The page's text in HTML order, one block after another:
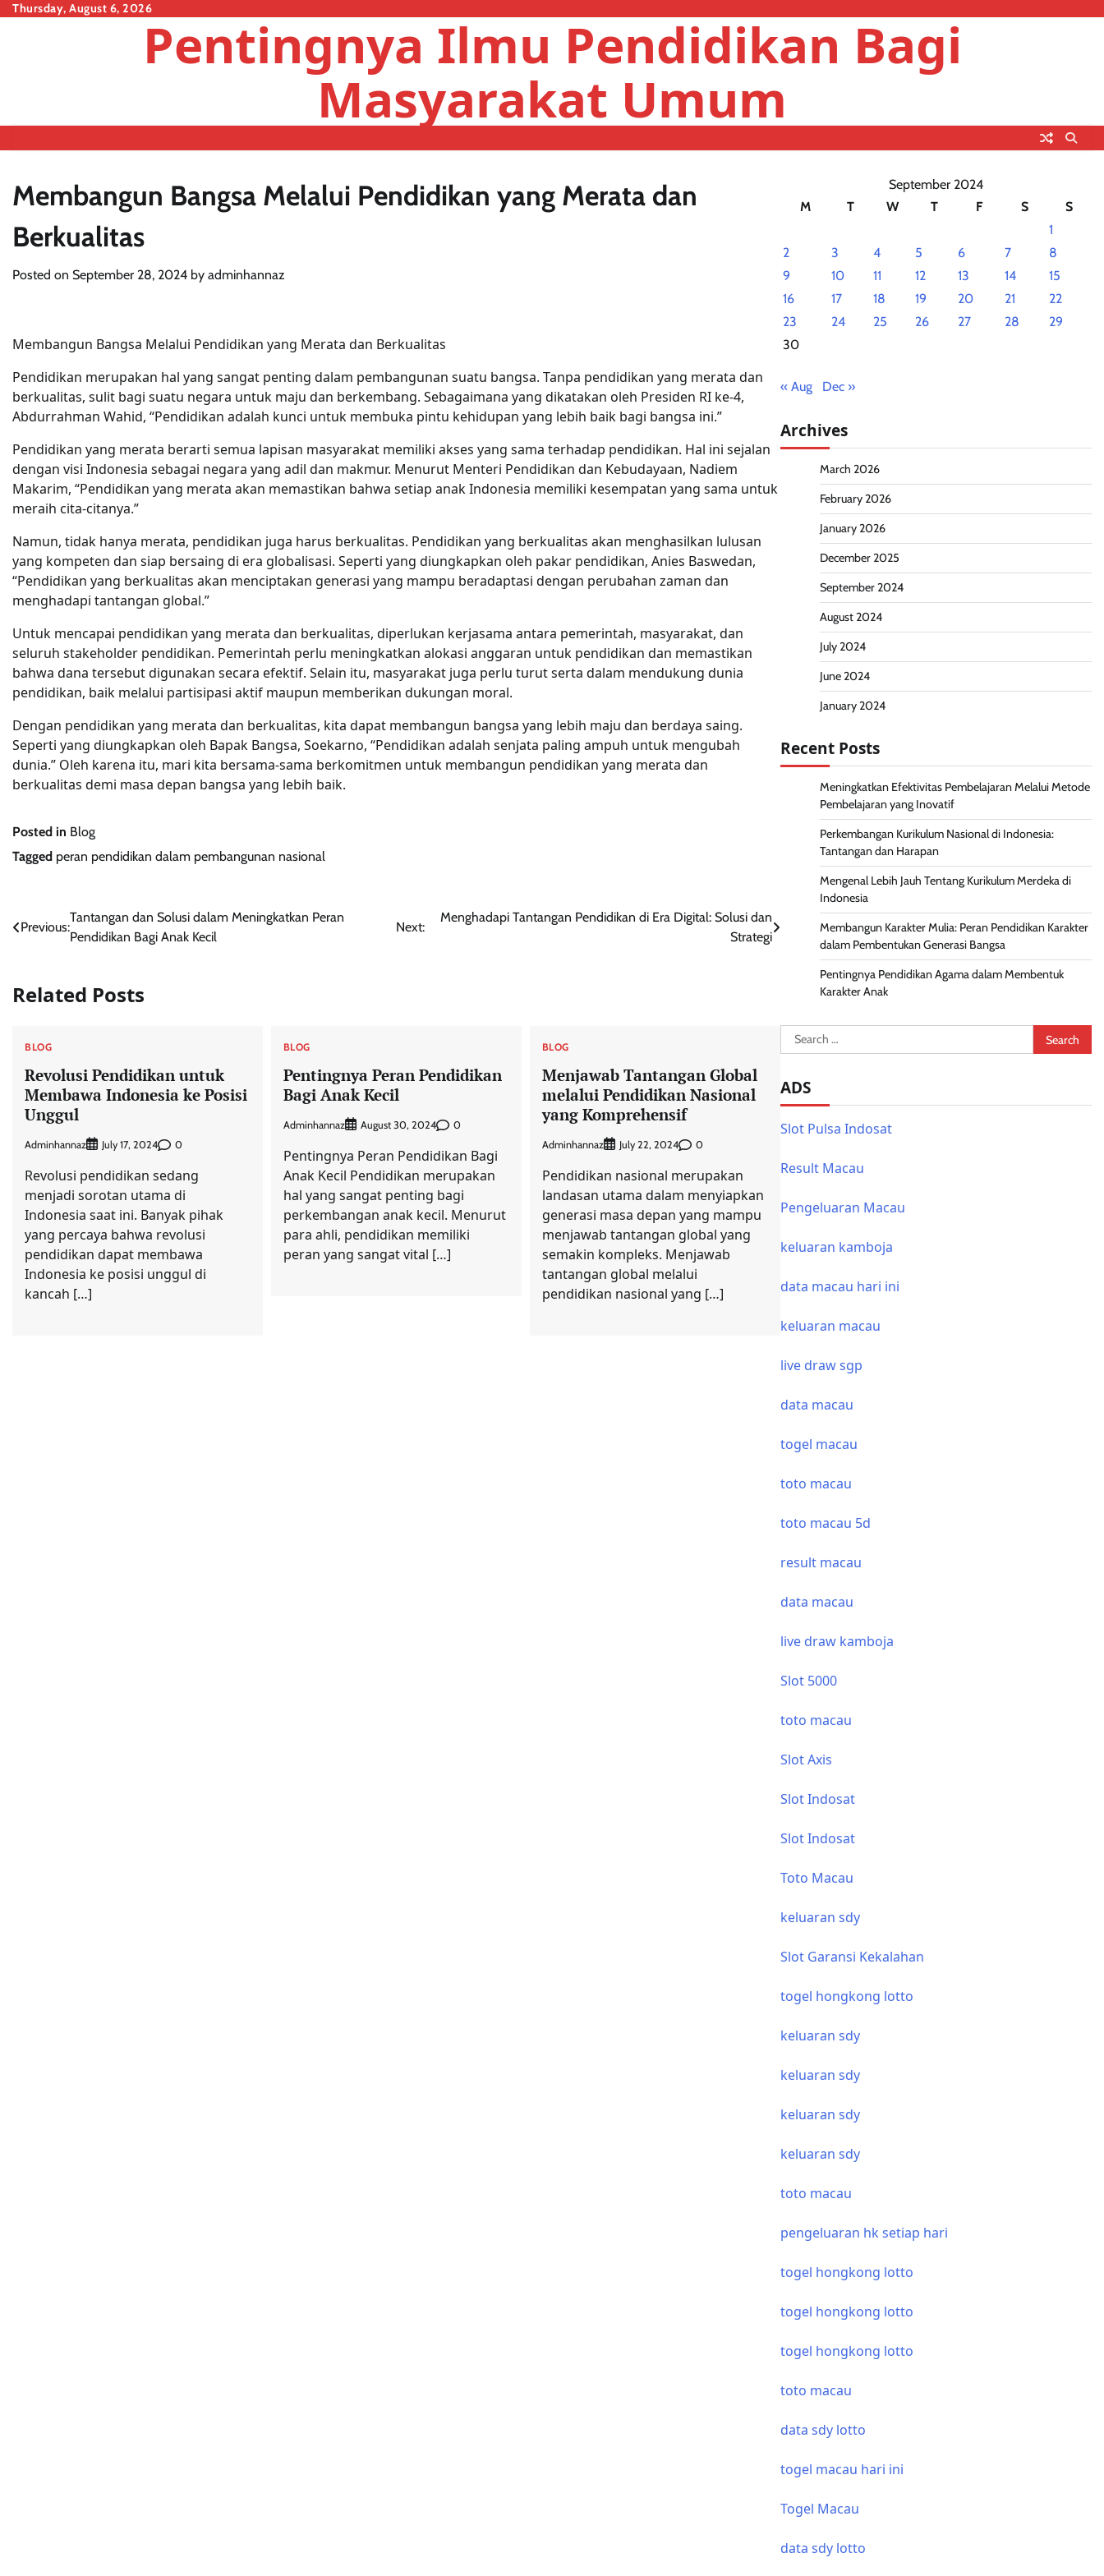
SkipThursday, August 6, 2026
Pentingnya Ilmu Pendidikan Bagi
Masyarakat Umum
Membangun Bangsa Melalui Pendidikan yang Merata dan
Berkualitas
Posted on September 28, 2024 by adminhannaz
Membangun Bangsa Melalui Pendidikan yang Merata dan Berkualitas
Pendidikan merupakan hal yang sangat penting dalam pembangunan suatu bangsa. Tanpa pendidikan yang merata dan
berkualitas, sulit bagi suatu negara untuk maju dan berkembang. Sebagaimana yang dikatakan oleh Presiden RI ke-4,
Abdurrahman Wahid, “Pendidikan adalah kunci untuk membuka pintu kehidupan yang lebih baik bagi bangsa ini.”
Pendidikan yang merata berarti semua lapisan masyarakat memiliki akses yang sama terhadap pendidikan. Hal ini sejalan
dengan visi Indonesia sebagai negara yang adil dan makmur. Menurut Menteri Pendidikan dan Kebudayaan, Nadiem
Makarim, “Pendidikan yang merata akan memastikan bahwa setiap anak Indonesia memiliki kesempatan yang sama untuk
meraih cita-citanya.”
Namun, tidak hanya merata, pendidikan juga harus berkualitas. Pendidikan yang berkualitas akan menghasilkan lulusan
yang kompeten dan siap bersaing di era globalisasi. Seperti yang diungkapkan oleh pakar pendidikan, Anies Baswedan,
“Pendidikan yang berkualitas akan menciptakan generasi yang mampu beradaptasi dengan perubahan zaman dan
menghadapi tantangan global.”
Untuk mencapai pendidikan yang merata dan berkualitas, diperlukan kerjasama antara pemerintah, masyarakat, dan
seluruh stakeholder pendidikan. Pemerintah perlu meningkatkan alokasi anggaran untuk pendidikan dan memastikan
bahwa dana tersebut digunakan secara efektif. Selain itu, masyarakat juga perlu turut serta dalam mendukung dunia
pendidikan, baik melalui partisipasi aktif maupun memberikan dukungan moral.
Dengan pendidikan yang merata dan berkualitas, kita dapat membangun bangsa yang lebih maju dan berdaya saing.
Seperti yang diungkapkan oleh Bapak Bangsa, Soekarno, “Pendidikan adalah senjata paling ampuh untuk mengubah
dunia.” Oleh karena itu, mari kita bersama-sama berkomitmen untuk membangun pendidikan yang merata dan
berkualitas demi masa depan bangsa yang lebih baik.
Posted in Blog
Tagged peran pendidikan dalam pembangunan nasional
Post
navigation
Previous:
Tantangan dan Solusi dalam Meningkatkan Peran
Pendidikan Bagi Anak Kecil
Next:
Menghadapi Tantangan Pendidikan di Era Digital: Solusi dan
Strategi
Related Posts
BLOG
Revolusi Pendidikan untuk
Membawa Indonesia ke Posisi
Unggul
Adminhannaz July 17, 2024 0
Revolusi pendidikan sedang
menjadi sorotan utama di
Indonesia saat ini. Banyak pihak
yang percaya bahwa revolusi
pendidikan dapat membawa
Indonesia ke posisi unggul di
kancah […]
BLOG
Pentingnya Peran Pendidikan
Bagi Anak Kecil
Adminhannaz August 30, 2024 0
Pentingnya Peran Pendidikan Bagi
Anak Kecil Pendidikan merupakan
hal yang sangat penting bagi
perkembangan anak kecil. Menurut
para ahli, pendidikan memiliki
peran yang sangat vital […]
BLOG
Menjawab Tantangan Global
melalui Pendidikan Nasional
yang Komprehensif
Adminhannaz July 22, 2024 0
Pendidikan nasional merupakan
landasan utama dalam menyiapkan
generasi masa depan yang mampu
menjawab tantangan global yang
semakin kompleks. Menjawab
tantangan global melalui
pendidikan nasional yang […]
September 2024
M
T W T F S
S
1
2
3 4 5 6 7
8
9
10 11 12 13 14
15
16
17 18 19 20 21
22
23
24 25 26 27 28
29
30
« Aug Dec »
Archives
March 2026
February 2026
January 2026
December 2025
September 2024
August 2024
July 2024
June 2024
January 2024
Recent Posts
Meningkatkan Efektivitas Pembelajaran Melalui Metode
Pembelajaran yang Inovatif
Perkembangan Kurikulum Nasional di Indonesia:
Tantangan dan Harapan
Mengenal Lebih Jauh Tentang Kurikulum Merdeka di
Indonesia
Membangun Karakter Mulia: Peran Pendidikan Karakter
dalam Pembentukan Generasi Bangsa
Pentingnya Pendidikan Agama dalam Membentuk
Karakter Anak
Search
for:
ADS
Slot Pulsa Indosat
Result Macau
Pengeluaran Macau
keluaran kamboja
data macau hari ini
keluaran macau
live draw sgp
data macau
togel macau
toto macau
toto macau 5d
result macau
data macau
live draw kamboja
Slot 5000
toto macau
Slot Axis
Slot Indosat
Slot Indosat
Toto Macau
keluaran sdy
Slot Garansi Kekalahan
togel hongkong lotto
keluaran sdy
keluaran sdy
keluaran sdy
keluaran sdy
toto macau
pengeluaran hk setiap hari
togel hongkong lotto
togel hongkong lotto
togel hongkong lotto
toto macau
data sdy lotto
togel macau hari ini
Togel Macau
data sdy lotto